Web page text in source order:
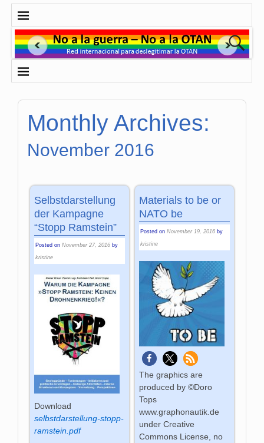
Monthly Archives:
November 2016
Selbstdarstellung
der Kampagne
“Stopp Ramstein”
Posted onNovember 27, 2016 by
kristine
Download
selbstdarstellung-stopp-
ramstein.pdf
Materials to be or
NATO be
Posted on November 19, 2016 by
kristine
The graphics are
produced by ©Doro
Tops
www.graphonautik.de
under Creative
Commons License, no